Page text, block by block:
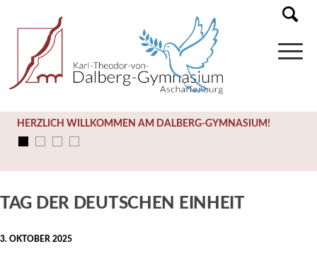
HERZLICH WILLKOMMEN AM DALBERG-GYMNASIUM!
Diese Veranstaltung hat bereits stattgefunden.
TAG DER DEUTSCHEN EINHEIT
3. OKTOBER 2025